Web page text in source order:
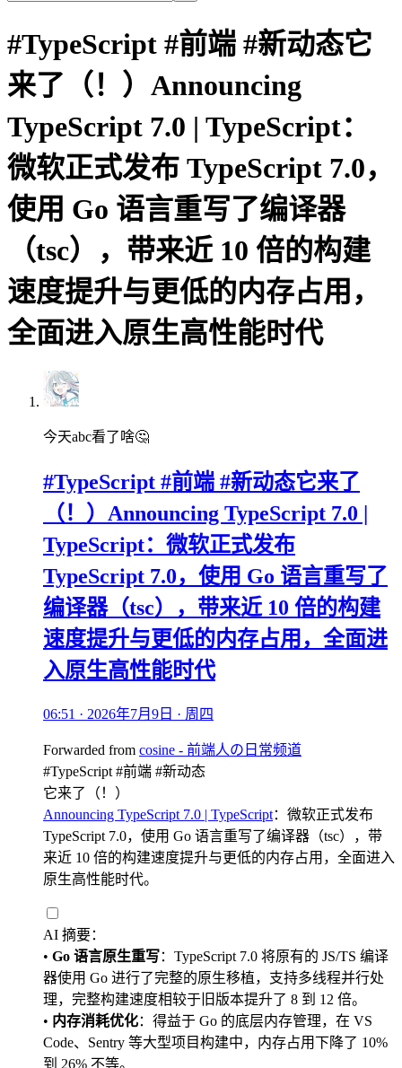
#TypeScript #前端 #新动态它
来了（！）Announcing
TypeScript 7.0 | TypeScript：
微软正式发布 TypeScript 7.0，
使用 Go 语言重写了编译器
（tsc），带来近 10 倍的构建
速度提升与更低的内存占用，
全面进入原生高性能时代
今天abc看了啥🤔
#TypeScript #前端 #新动态它来了
（！）Announcing TypeScript 7.0 |
TypeScript：微软正式发布
TypeScript 7.0，使用 Go 语言重写了
编译器（tsc），带来近 10 倍的构建
速度提升与更低的内存占用，全面进
入原生高性能时代
06:51 · 2026年7月9日 · 周四
Forwarded from cosine - 前端人の日常频道
#TypeScript #前端 #新动态
它来了（！）
Announcing TypeScript 7.0 | TypeScript：微软正式发布
TypeScript 7.0，使用 Go 语言重写了编译器（tsc），带
来近 10 倍的构建速度提升与更低的内存占用，全面进入
原生高性能时代。
AI 摘要：
• Go 语言原生重写：TypeScript 7.0 将原有的 JS/TS 编译
器使用 Go 进行了完整的原生移植，支持多线程并行处
理，完整构建速度相较于旧版本提升了 8 到 12 倍。
• 内存消耗优化：得益于 Go 的底层内存管理，在 VS
Code、Sentry 等大型项目构建中，内存占用下降了 10%
到 26% 不等。